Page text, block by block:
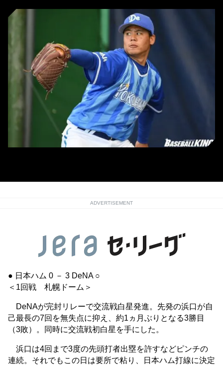
ADVERTISEMENT
● 日本ハム 0 － 3 DeNA ○
＜1回戦 札幌ドーム＞
DeNAが完封リレーで交流戦白星発進。先発の浜口が自
己最長の7回を無失点に抑え、約1ヵ月ぶりとなる3勝目
（3敗）。同時に交流戦初白星を手にした。
浜口は4回まで3度の先頭打者出塁を許すなどピンチの
連続。それでもこの日は要所で粘り、日本ハム打線に決定